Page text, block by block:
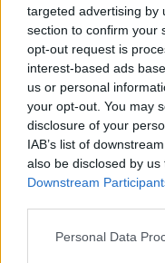
targeted advertising by
section to confirm your
opt-out request is
interest-based ads
us or personal
your opt-out. You may
disclosure of your
IAB’s list of
also be disclosed by
Downstream
Personal Data
σχετίζεται με το
βασικές παρεκκλίσεις
Εσφαλμένες
τσιγάρων και νέων
νικοτίνη και στην
άτομα νεαρής ηλικίας.
καπνοβιομηχανία. (5)
προϊόντων
«Πρέπει να
υπογράμμισε ο κ. Bates.